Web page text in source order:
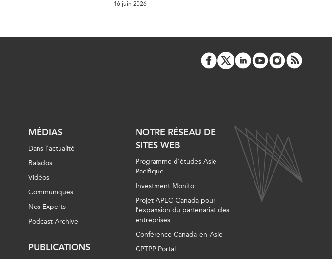
16 juin 2026
MÉDIAS
Dans l'actualité
Balados
Vidéos
Communiqués
Nos Experts
Podcast Archive
PUBLICATIONS
NOTRE RÉSEAU DE
SITES WEB
Programme d’études Asie-
Pacifique
Investment Monitor
Projet APEC-Canada pour
l’expansion du partenariat des
entreprises
Conférence Canada-en-Asie
CPTPP Portal